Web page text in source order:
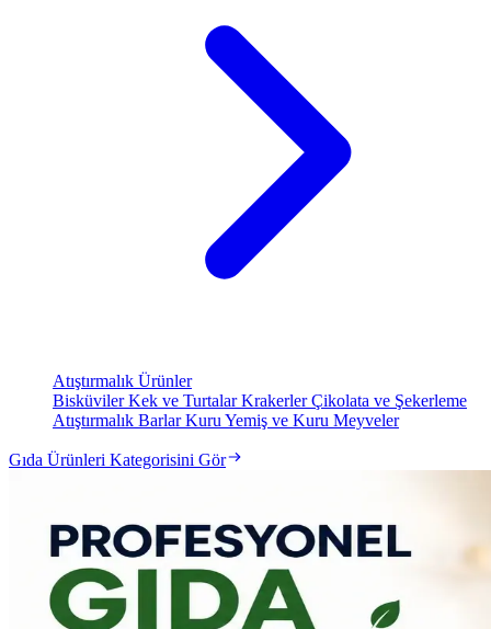
Atıştırmalık Ürünler
BisküvilerKek ve TurtalarKrakerlerÇikolata ve Şekerleme
Atıştırmalık BarlarKuru Yemiş ve Kuru Meyveler
Gıda Ürünleri Kategorisini Gör